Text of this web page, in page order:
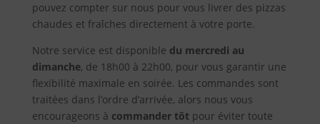
pouvez compter sur nous pour vous livrer des pizzas
chaudes et fraîches directement à votre porte.
Notre service est disponible du mercredi au
dimanche, de 18h00 à 22h00, pour vous garantir une
flexibilité maximale en soirée. Les commandes sont
traitées dans l’ordre d’arrivée, alors nous vous
encourageons à commander tôtpour éviter toute